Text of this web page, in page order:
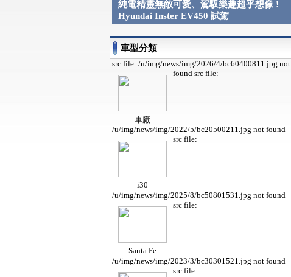
純電精靈無敵可愛、駕馭樂趣超乎想像 !
Hyundai Inster EV450 試駕
車型分類
src file: /u/img/news/img/2026/4/bc60400811.jpg not
found
車廠
src file:
/u/img/news/img/2022/5/bc20500211.jpg not found
i30
src file:
/u/img/news/img/2025/8/bc50801531.jpg not found
Santa Fe
src file:
/u/img/news/img/2023/3/bc30301521.jpg not found
src file: